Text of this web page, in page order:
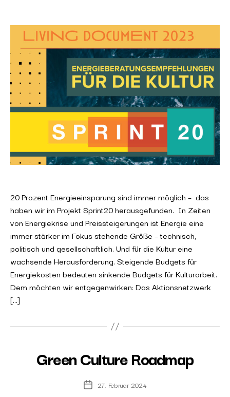
20 Prozent Energieeinsparung sind immer möglich – das
haben wir im Projekt Sprint20 herausgefunden. In Zeiten
von Energiekrise und Preissteigerungen ist Energie eine
immer stärker im Fokus stehende Größe – technisch,
politisch und gesellschaftlich. Und für die Kultur eine
wachsende Herausforderung. Steigende Budgets für
Energiekosten bedeuten sinkende Budgets für Kulturarbeit.
Dem möchten wir entgegenwirken: Das Aktionsnetzwerk
[…]
Green Culture Roadmap
Post27. Februar 2024